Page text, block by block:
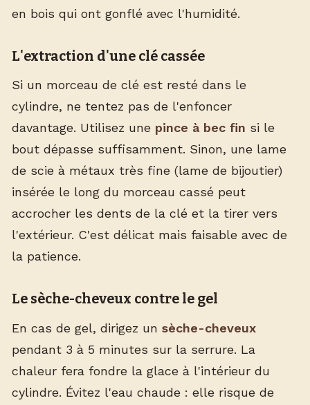
en bois qui ont gonflé avec l'humidité.
L'extraction d'une clé cassée
Si un morceau de clé est resté dans le
cylindre, ne tentez pas de l'enfoncer
davantage. Utilisez une pince à bec fin si le
bout dépasse suffisamment. Sinon, une lame
de scie à métaux très fine (lame de bijoutier)
insérée le long du morceau cassé peut
accrocher les dents de la clé et la tirer vers
l'extérieur. C'est délicat mais faisable avec de
la patience.
Le sèche-cheveux contre le gel
En cas de gel, dirigez un sèche-cheveux
pendant 3 à 5 minutes sur la serrure. La
chaleur fera fondre la glace à l'intérieur du
cylindre. Évitez l'eau chaude : elle risque de